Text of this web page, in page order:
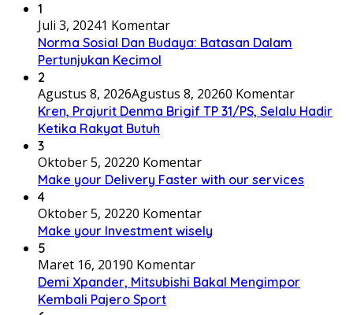
1
Juli 3, 20241 Komentar
Norma Sosial Dan Budaya: Batasan Dalam
Pertunjukan Kecimol
2
Agustus 8, 2026Agustus 8, 20260 Komentar
Kren, Prajurit Denma Brigif TP 31/PS, Selalu Hadir
Ketika Rakyat Butuh
3
Oktober 5, 20220 Komentar
Make your Delivery Faster with our services
4
Oktober 5, 20220 Komentar
Make your Investment wisely
5
Maret 16, 20190 Komentar
Demi Xpander, Mitsubishi Bakal Mengimpor
Kembali Pajero Sport